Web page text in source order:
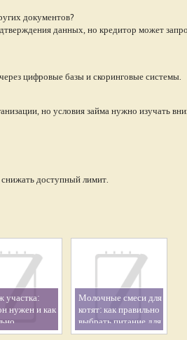
документов?
данных, но кредитор может
цифровые базы и скоринговые системы.
но условия займа нужно изучать
доступный лимит.
участка:
нужен и как
Молочные смеси для
котят: как правильно
выбрать питание для
здорового роста